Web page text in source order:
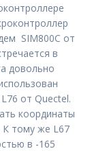
SIM800C от
в
довольно
от Quectel.
координаты
К тому же L67
в -165